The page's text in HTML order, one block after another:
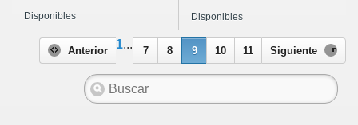
Disponibles Disponibles
Anterior
1...
7 8 9 10 11 Siguiente